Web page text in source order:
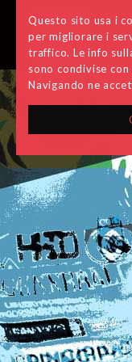
Questo sito usa i
per migliorare i
traffico. Le info
sono condivise
Navigando ne
ora è